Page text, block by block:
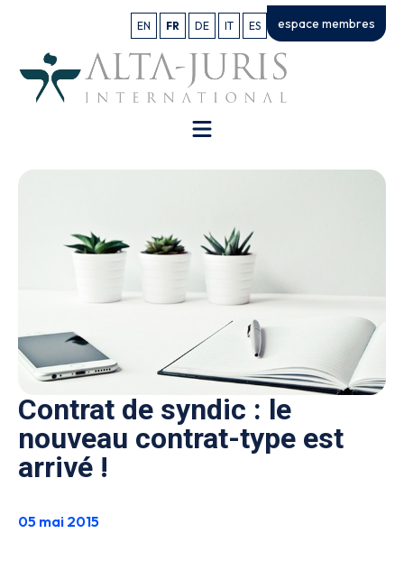
EN FR DE IT ES espace membres
Contrat de syndic : le
nouveau contrat-type est
arrivé !
05 mai 2015